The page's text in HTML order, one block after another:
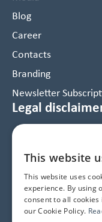
Blog
Career
Contacts
Branding
Newsletter
Legal
Data Protection
GTC
Imprint
Contacts
This website
This website uses
experience. By using
consent to all
our Cookie Policy.